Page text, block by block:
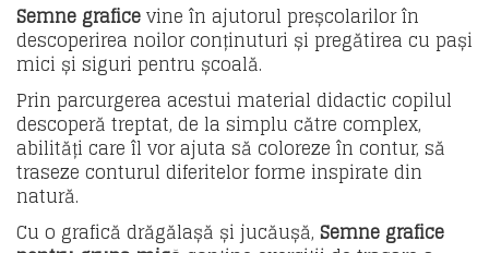
Semne graficevine în ajutorul preșcolarilor în
descoperirea noilor conținuturi și pregătirea cu pași
mici și siguri pentru școală.
Prin parcurgerea acestui material didactic copilul
descoperă treptat, de la simplu către complex,
abilități care îl vor ajuta să coloreze în contur, să
traseze conturul diferitelor forme inspirate din
natură.
Cu o grafică drăgălașă și jucăușă, Semne grafice